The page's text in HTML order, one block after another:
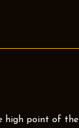
high point of the